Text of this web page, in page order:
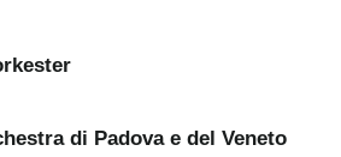
di Padova e del Veneto